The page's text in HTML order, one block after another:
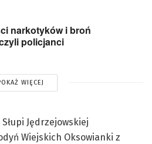
narkotyków i broń
policjanci
WIĘCEJ
Jędrzejowskiej
Wiejskich Oksowianki z